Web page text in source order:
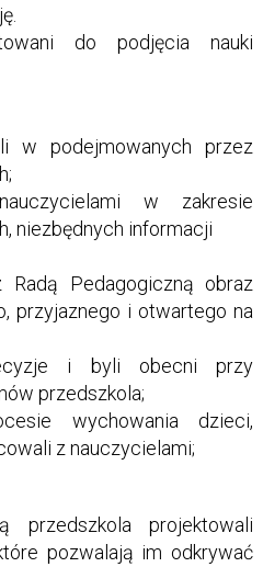
do podjęcia nauki
w podejmowanych przez
w zakresie
niezbędnych informacji
Radą Pedagogiczną obraz
przyjaznego i otwartego na
i byli obecni przy
przedszkola;
wychowania dzieci,
z nauczycielami;
przedszkola projektowali
pozwalają im odkrywać